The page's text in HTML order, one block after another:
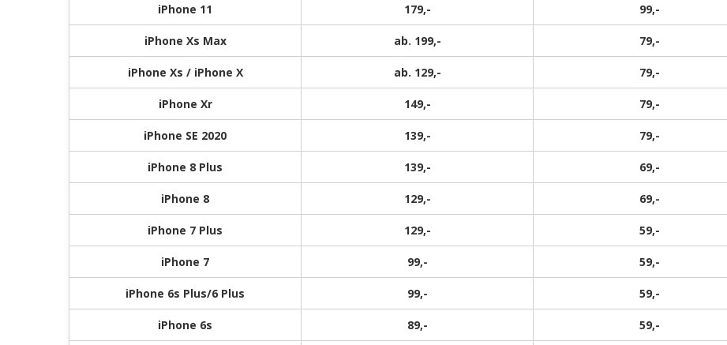
iPhone 11 179,- 99,-
iPhone Xs Max ab. 199,- 79,-
iPhone Xs / iPhone X ab. 129,- 79,-
iPhone Xr 149,- 79,-
iPhone SE 2020 139,- 79,-
iPhone 8 Plus 139,- 69,-
iPhone 8 129,- 69,-
iPhone 7 Plus 129,- 59,-
iPhone 7 99,- 59,-
iPhone 6s Plus/6 Plus 99,- 59,-
iPhone 6s 89,- 59,-